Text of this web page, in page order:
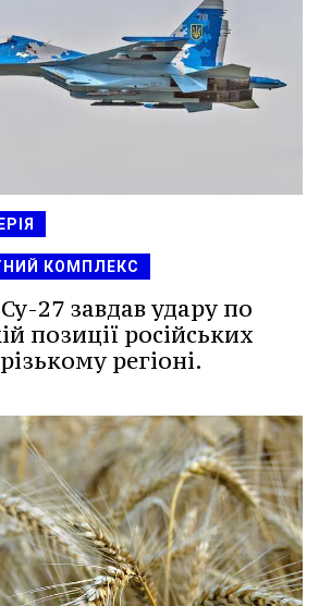
КОМПЛЕКС
27 завдав удару по
позиції російських
регіоні.